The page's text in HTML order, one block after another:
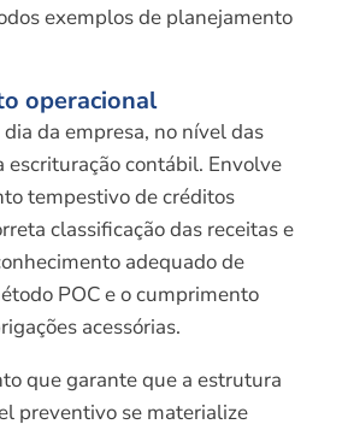
exemplos de planejamento
operacional
da empresa, no nível das
escrituração contábil. Envolve
tempestivo de créditos
classificação das receitas e
adequado de
POC e o cumprimento
acessórias.
que garante que a estrutura
preventivo se materialize